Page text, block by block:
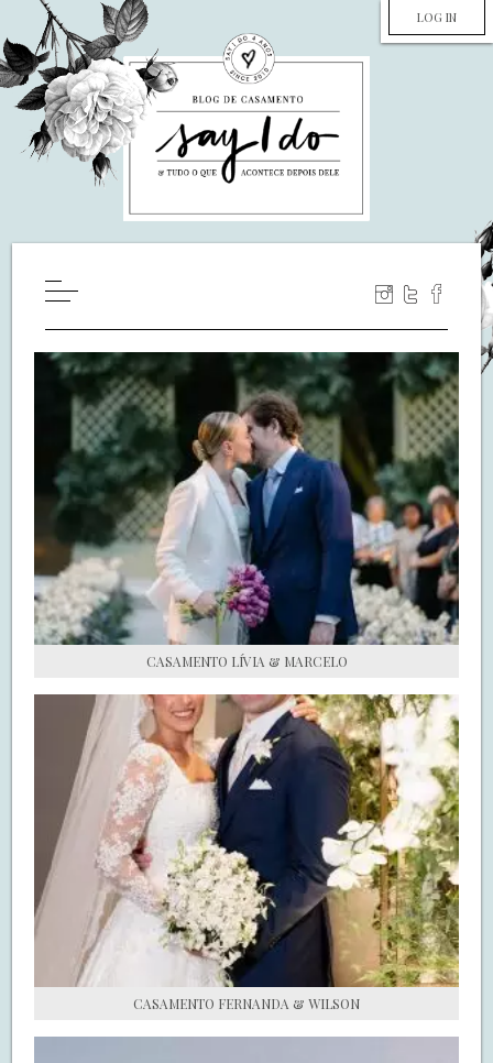
LOG IN
WILL YOU MARRY ME?
LUA DE MEL
COZINHA
DECORAÇÃO
DE NOIVA PRA NOIVA
S.O.S CASADAS
FALE COM O SAY I DO
CASAMENTO LÍVIA & MARCELO
CASAMENTO FERNANDA & WILSON